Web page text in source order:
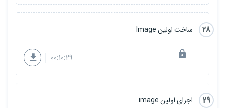
28 ساخت اولین Image
00:10:29
29 اجرای اولین image